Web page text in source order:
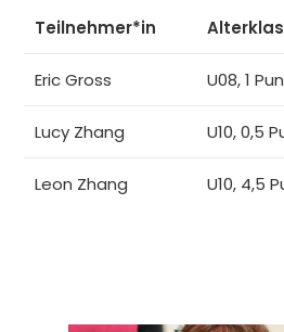
Teilnehmer*in
Eric Gross U08, 1
Lucy Zhang U10, 0,5
Leon Zhang U10, 4,5